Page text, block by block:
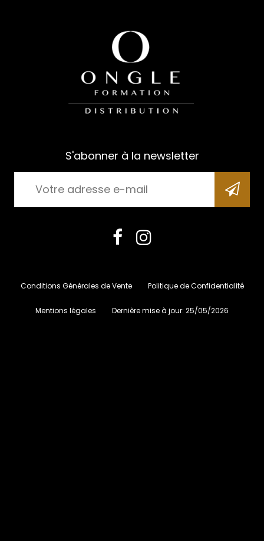
S'abonner à la newsletter
Conditions Générales de Vente Politique de Confidentialité
Mentions légales Dernière mise à jour: 25/05/2026